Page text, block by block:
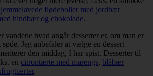
flødeboller med jordbær
hindbær og chokolade.
vandene hvad angår desserter er, om man er
Jeg anbefaler at vælge en dessert
den middag, I har spist. Desserter til
en citrontærte med marengs, blåbær
.